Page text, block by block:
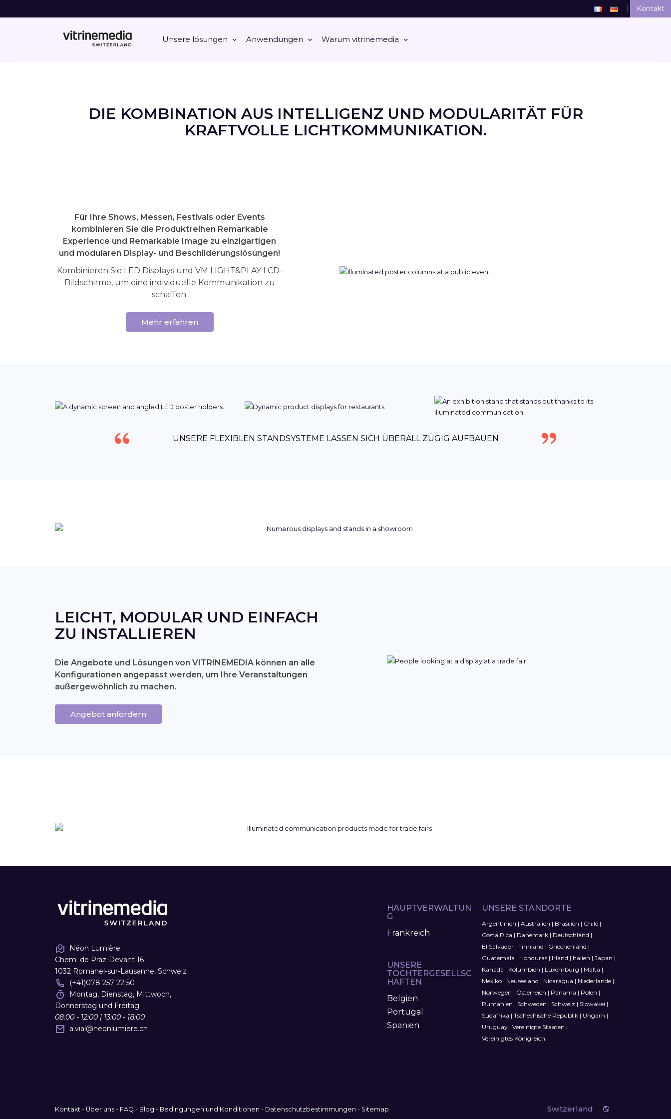
Unsere lösungen Anwendungen Warum vitrinemedia
Kontakt
DIE KOMBINATION AUS INTELLIGENZ UND MODULARITÄT FÜR
KRAFTVOLLE LICHTKOMMUNIKATION.
Für Ihre Shows, Messen, Festivals oder Events
kombinieren Sie die Produktreihen Remarkable
Experience und Remarkable Image zu einzigartigen
und modularen Display- und Beschilderungslösungen!
Kombinieren Sie LED Displays und VM LIGHT&PLAY LCD-
Bildschirme, um eine individuelle Kommunikation zu
schaffen.
Mehr erfahren
UNSERE FLEXIBLEN STANDSYSTEME LASSEN SICH ÜBERALL ZÜGIG AUFBAUEN
LEICHT, MODULAR UND EINFACH
ZU INSTALLIEREN
Die Angebote und Lösungen von VITRINEMEDIA können an alle
Konfigurationen angepasst werden, um Ihre Veranstaltungen
außergewöhnlich zu machen.
Angebot anfordern
Néon Lumière
Chem. de Praz-Devant 16
1032 Romanel-sur-Lausanne, Schweiz
(+41)078 257 22 50
Montag, Dienstag, Mittwoch,
Donnerstag und Freitag
08:00 - 12:00 | 13:00 - 18:00
a.vial@neonlumiere.ch
HAUPTVERWALTUN
G
Frankreich
UNSERE
TOCHTERGESELLSC
HAFTEN
Belgien
Portugal
Spanien
UNSERE STANDORTE
Argentinien | Australien | Brasilien | Chile|
Costa Rica | Dänemark| Deutschland |
El Salvador| Finnland | Griechenland |
Guatemala | Honduras| Irland | Italien | Japan |
Kanada | Kolumbien | Luxemburg | Malta |
Mexiko| Neuseeland | Nicaragua | Niederlande|
Norwegen | Österreich | Panama | Polen |
Rumänien | Schweden | Schweiz | Slowakei |
Südafrika | Tschechische Republik| Ungarn |
Uruguay| Vereinigte Staaten |
Vereinigtes Königreich
Kontakt- Über uns- FAQ - Blog - Bedingungen und Konditionen - Datenschutzbestimmungen - Sitemap Switzerland